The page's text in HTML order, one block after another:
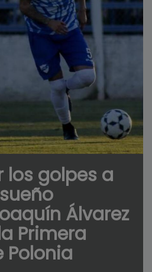
los golpes a
Álvarez
Primera
Polonia